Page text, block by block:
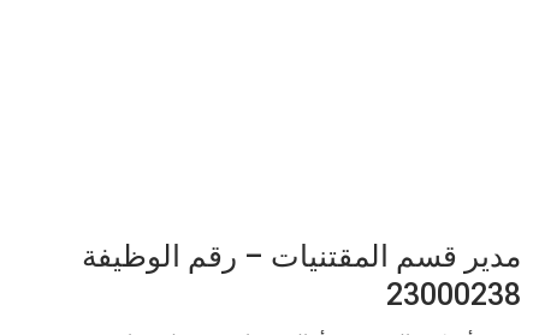
مدير قسم المقتنيات – رقم الوظيفة
23000238